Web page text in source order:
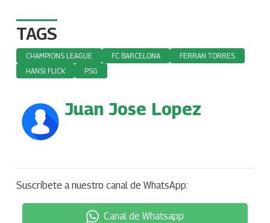
TAGS
CHAMPIONS LEAGUE FC BARCELONA
FERRAN TORRES
HANSI FLICK
PSG
Juan Jose Lopez
Suscríbete a nuestro canal de WhatsApp:
Canal de Whatsapp